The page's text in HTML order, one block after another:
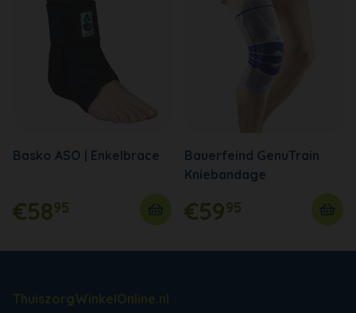
Basko ASO | Enkelbrace
€5895
Bauerfeind GenuTrain
Kniebandage
€5995